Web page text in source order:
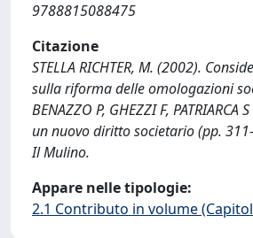
9788815088475
Citazione
STELLA RICHTER, M. (2002).
sulla riforma delle omologazioni
BENAZZO P, GHEZZI F, PATRIARCA
un nuovo diritto societario (pp.
Il Mulino.
Appare nelle tipologie:
2.1 Contributo in volume